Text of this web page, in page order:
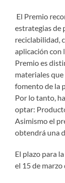
El Premio
estrategias de
reciclabilidad,
aplicación con
Premio es
materiales
fomento de la
Por lo tanto,
optar:
Asimismo el
obtendrá una
El plazo para
el 15 de marzo